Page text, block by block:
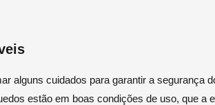
alguns cuidados para garantir a segurança
estão em boas condições de uso, que a